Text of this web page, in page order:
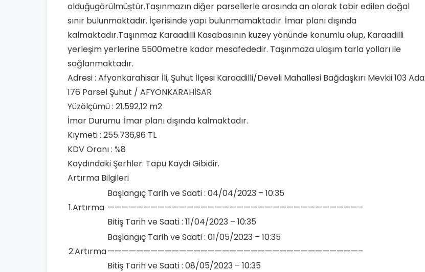
olduğugörülmüştür.Taşınmazın diğer parsellerle arasında an olarak tabir edilen doğal
sınır bulunmaktadır. İçerisinde yapı bulunmamaktadır. İmar planı dışında
kalmaktadır.Taşınmaz Karaadilli Kasabasının kuzey yönünde konumlu olup, Karaadilli
yerleşim yerlerine 5500metre kadar mesafededir. Taşınmaza ulaşım tarla yolları ile
sağlanmaktadır.
Adresi : Afyonkarahisar İli, Şuhut İlçesi Karaadilli/Develi Mahallesi Bağdaşkırı Mevkii 103 Ada
176 Parsel Şuhut / AFYONKARAHİSAR
Yüzölçümü : 21.592,12 m2
İmar Durumu :İmar planı dışında kalmaktadır.
Kıymeti : 255.736,96 TL
KDV Oranı : %8
Kaydındaki Şerhler: Tapu Kaydı Gibidir.
Artırma Bilgileri
1.Artırma
Başlangıç Tarih ve Saati : 04/04/2023 – 10:35
———————————————————————————————————–
Bitiş Tarih ve Saati : 11/04/2023 – 10:35
2.Artırma
Başlangıç Tarih ve Saati : 01/05/2023 – 10:35
———————————————————————————————————–
Bitiş Tarih ve Saati : 08/05/2023 – 10:35